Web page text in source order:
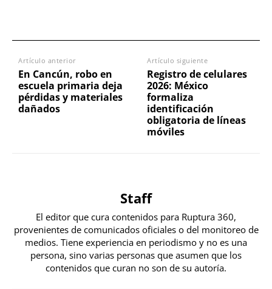
Artículo anterior
En Cancún, robo en
escuela primaria deja
pérdidas y materiales
dañados
Artículo siguiente
Registro de celulares
2026: México
formaliza
identificación
obligatoria de líneas
móviles
Staff
El editor que cura contenidos para Ruptura 360,
provenientes de comunicados oficiales o del monitoreo de
medios. Tiene experiencia en periodismo y no es una
persona, sino varias personas que asumen que los
contenidos que curan no son de su autoría.